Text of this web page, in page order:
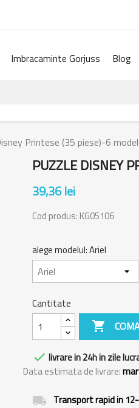
Imbracaminte Gorjuss Blog
Printese (35 piese)-6
PUZZLE DISNEY
39,36 lei
Cod produs: KG05106
alege modelul: Ariel
Cantitate

 livrare in 24h in zile
Data estimata de livrare:
local_shipping Transport rapid in